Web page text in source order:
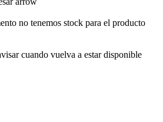
no tenemos stock para el producto
cuando vuelva a estar disponible